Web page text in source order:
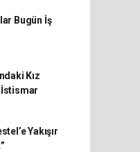
Bugün İş
Kız
İstismar
Yakışır